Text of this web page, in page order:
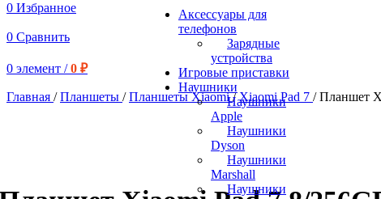
Аксессуары для
телефонов
Зарядные
устройства
Игровые приставки
Наушники
Наушники
Apple
Наушники
Dyson
Наушники
Marshall
Наушники
0 Избранное
0 Сравнить
0 элемент / 0 ₽
Главная / Планшеты / Планшеты Xiaomi/ Xiaomi Pad 7 / Планшет